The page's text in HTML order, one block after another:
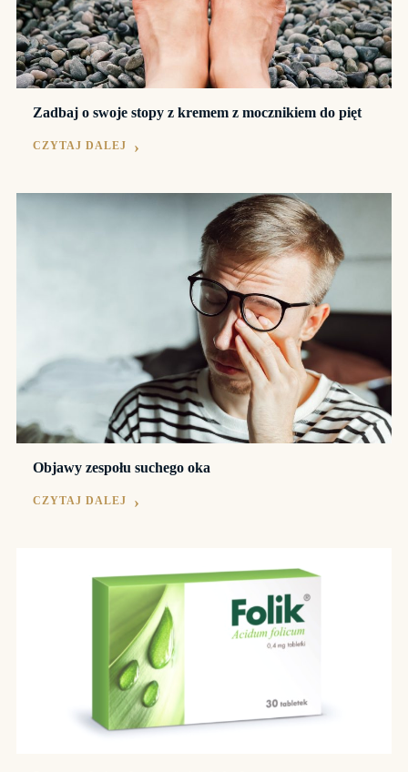
Zadbaj o swoje stopy z kremem z mocznikiem do pięt
CZYTAJ DALEJ
Objawy zespołu suchego oka
CZYTAJ DALEJ